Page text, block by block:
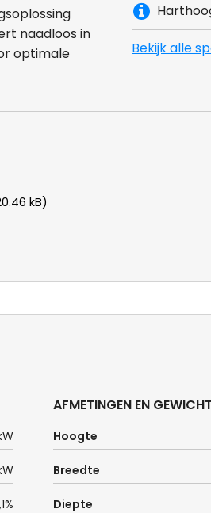
naadloos in
optimale
Bekijk alle
kB)
AFMETINGEN EN GEWICHT
Hoogte
Breedte
Diepte